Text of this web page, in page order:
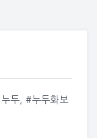
두, #누두화보